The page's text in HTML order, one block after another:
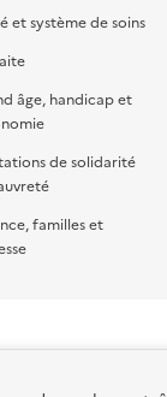
et système de soins
âge, handicap et
de solidarité
familles et